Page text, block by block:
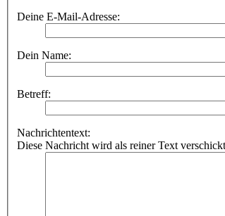
Deine E-Mail-Adresse:
Dein Name:
Betreff:
Nachrichtentext:
Diese Nachricht wird als reiner Text